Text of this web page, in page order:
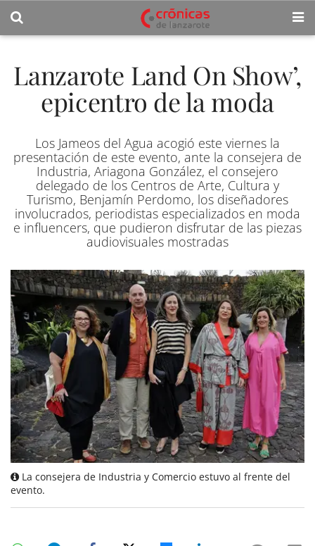
Lanzarote Land On Show’,
epicentro de la moda
Los Jameos del Agua acogió este viernes la
presentación de este evento, ante la consejera de
Industria, Ariagona González, el consejero
delegado de los Centros de Arte, Cultura y
Turismo, Benjamín Perdomo, los diseñadores
involucrados, periodistas especializados en moda
e influencers, que pudieron disfrutar de las piezas
audiovisuales mostradas
La consejera de Industria y Comercio estuvo al frente del
evento.